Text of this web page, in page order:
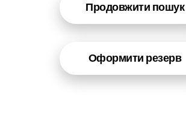
Продовжити пошук
Оформити резерв